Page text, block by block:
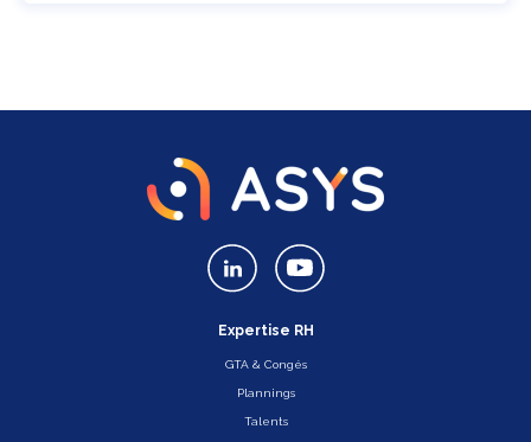
Expertise RH
GTA & Congés
Plannings
Talents